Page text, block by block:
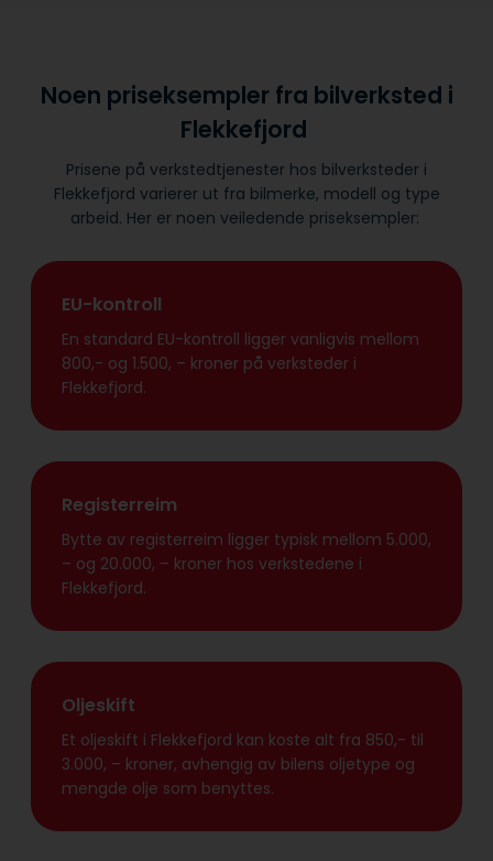
Noen priseksempler fra bilverksted i
Flekkefjord
Prisene på verkstedtjenester hos bilverksteder i
Flekkefjord varierer ut fra bilmerke, modell og type
arbeid. Her er noen veiledende priseksempler:
EU-kontroll
En standard EU-kontroll ligger vanligvis mellom
800,- og 1.500, – kroner på verksteder i
Flekkefjord.
Registerreim
Bytte av registerreim ligger typisk mellom 5.000,
– og 20.000, – kroner hos verkstedene i
Flekkefjord.
Oljeskift
Et oljeskift i Flekkefjord kan koste alt fra 850,- til
3.000, – kroner, avhengig av bilens oljetype og
mengde olje som benyttes.